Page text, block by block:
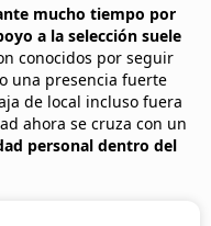
mucho tiempo por
a la selección suele
conocidos por seguir
una presencia fuerte
de local incluso fuera
ahora se cruza con un
personal dentro del